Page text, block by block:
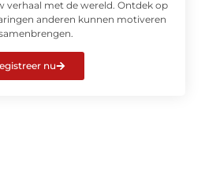
verhaal met de wereld. Ontdek op
anderen kunnen motiveren
nu